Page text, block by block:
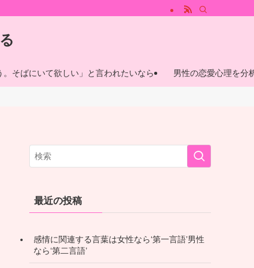
性が心惹かれる魅力的な女性の特徴、心惹かれる瞬間やその理由につい
。そばにいて欲しい」と言われたいなら 男性の恋愛心理を分
最近の投稿
感情に関連する言葉は女性なら‘第一言語’男性
なら‘第二言語’